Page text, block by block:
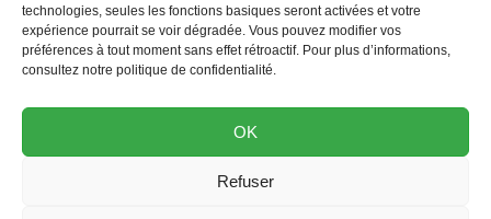
technologies, seules les fonctions basiques seront activées et votre
expérience pourrait se voir dégradée. Vous pouvez modifier vos
préférences à tout moment sans effet rétroactif. Pour plus d’informations,
consultez notre politique de confidentialité.
OK
Refuser
Transferts depuis aéroports pour Rome
Que faire à Rome avec des Enfants
Rome Tourism est un site conçu par
Mentions légales